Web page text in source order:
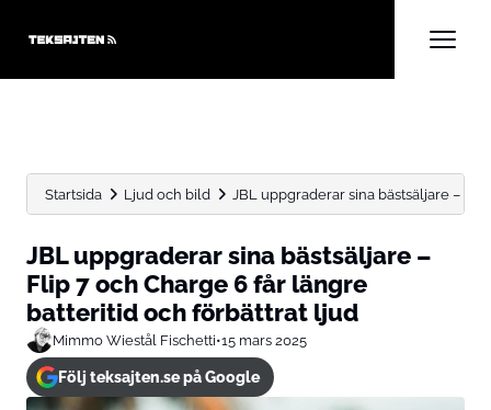
Startsida Ljud och bild JBL uppgraderar sina bästsäljare – Flip
JBL uppgraderar sina bästsäljare –
Flip 7 och Charge 6 får längre
batteritid och förbättrat ljud
Mimmo Wiestål Fischetti•15 mars 2025
Följ teksajten.se på Google